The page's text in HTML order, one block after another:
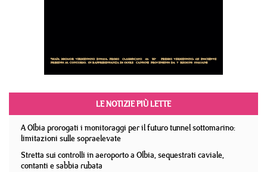
LE NOTIZIE PIÙ LETTE
A Olbia prorogati i monitoraggi per il futuro tunnel sottomarino:
limitazioni sulle sopraelevate
Stretta sui controlli in aeroporto a Olbia, sequestrati caviale,
contanti e sabbia rubata